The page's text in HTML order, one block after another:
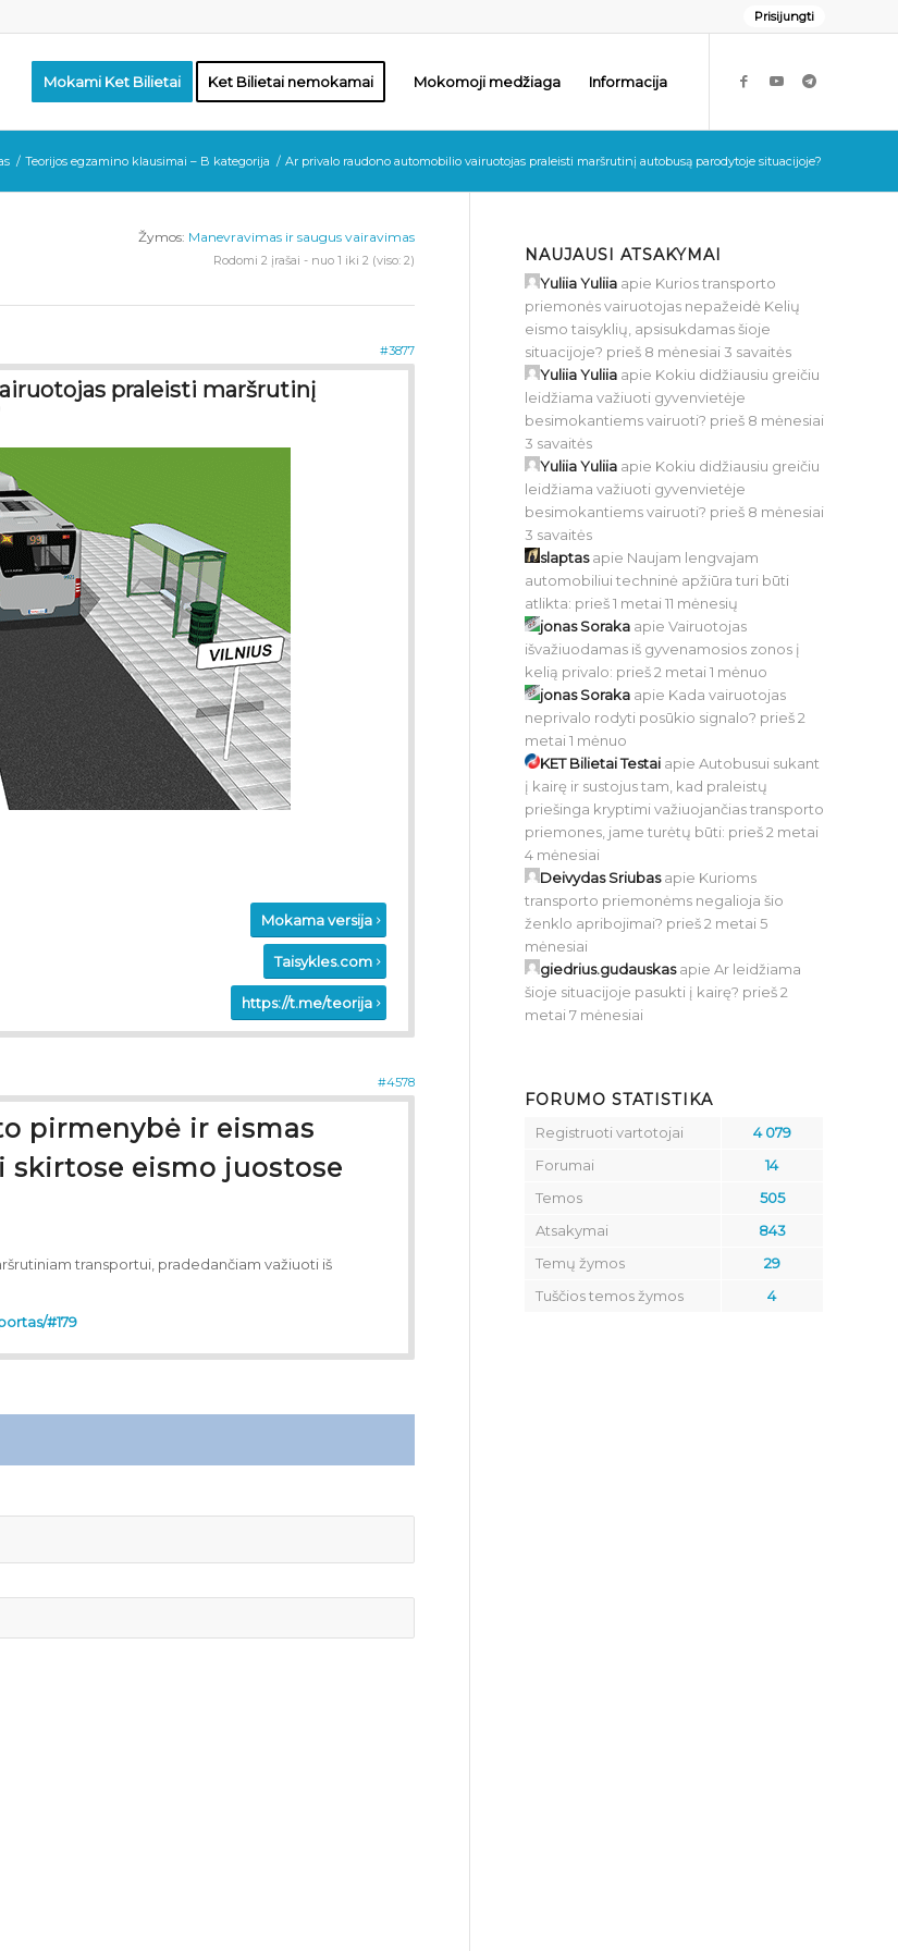
Prisijungti
Mokami Ket Bilietai Ket Bilietai nemokamai Mokomoji medžiaga Informacija
/ Teorijos egzamino klausimai – B kategorija / Ar privalo raudono automobilio vairuotojas praleisti maršrutinį autobusą parodytoje situacijoje?
Žymos: Manevravimas ir saugus vairavimas
Rodomi 2 įrašai - nuo 1 iki 2 (viso: 2)
#3877
praleisti maršrutinį
Mokama versija
Taisykles.com
https://t.me/teorija
#4578
pirmenybė ir eismas
eismo juostose
transportui, pradedančiam važiuoti iš
#179
NAUJAUSI ATSAKYMAI
Yuliia Yuliia apie Kurios transporto
priemonės vairuotojas nepažeidė Kelių
eismo taisyklių, apsisukdamas šioje
situacijoje? prieš 8 mėnesiai 3 savaitės
Yuliia Yuliia apie Kokiu didžiausiu greičiu
leidžiama važiuoti gyvenvietėje
besimokantiems vairuoti? prieš 8 mėnesiai
3 savaitės
Yuliia Yuliia apie Kokiu didžiausiu greičiu
leidžiama važiuoti gyvenvietėje
besimokantiems vairuoti? prieš 8 mėnesiai
3 savaitės
slaptasapie Naujam lengvajam
automobiliui techninė apžiūra turi būti
atlikta: prieš 1 metai 11 mėnesių
jonas Soraka apieVairuotojas
išvažiuodamas iš gyvenamosios zonos į
kelią privalo: prieš 2 metai 1 mėnuo
jonas Soraka apie Kada vairuotojas
neprivalo rodyti posūkio signalo? prieš 2
metai 1 mėnuo
KET Bilietai Testai apieAutobusui sukant
į kairę ir sustojus tam, kad praleistų
priešinga kryptimi važiuojančias transporto
priemones, jame turėtų būti: prieš 2 metai
4 mėnesiai
Deivydas Sriubasapie Kurioms
transporto priemonėms negalioja šio
ženklo apribojimai? prieš 2 metai 5
mėnesiai
giedrius.gudauskasapieAr leidžiama
šioje situacijoje pasukti į kairę? prieš 2
metai 7 mėnesiai
FORUMO STATISTIKA
Registruoti vartotojai
4 079
Forumai
14
Temos
505
Atsakymai
843
Temų žymos
29
Tuščios temos žymos
4